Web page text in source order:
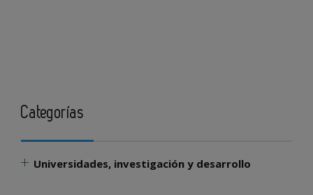
Categorías
Universidades, investigación y desarrollo